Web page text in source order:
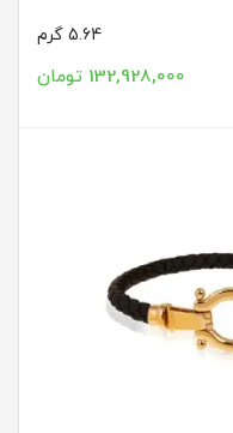
132,928,000 تومان